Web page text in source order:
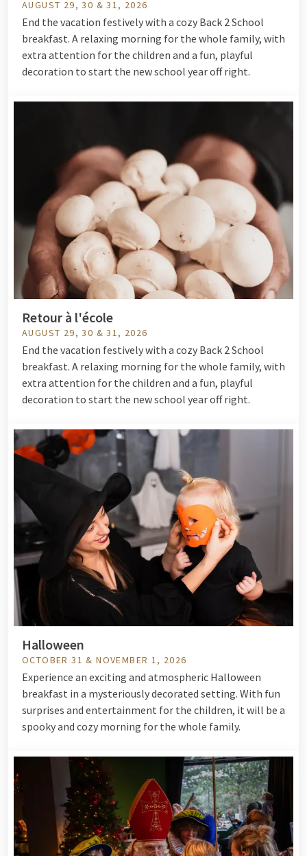
AUGUST 29, 30 & 31, 2026
End the vacation festively with a cozy Back 2 School
breakfast. A relaxing morning for the whole family, with
extra attention for the children and a fun, playful
decoration to start the new school year off right.
Retour à l'école
AUGUST 29, 30 & 31, 2026
End the vacation festively with a cozy Back 2 School
breakfast. A relaxing morning for the whole family, with
extra attention for the children and a fun, playful
decoration to start the new school year off right.
Halloween
OCTOBER 31 & NOVEMBER 1, 2026
Experience an exciting and atmospheric Halloween
breakfast in a mysteriously decorated setting. With fun
surprises and entertainment for the children, it will be a
spooky and cozy morning for the whole family.